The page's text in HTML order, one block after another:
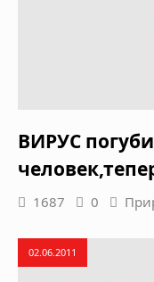
ВИРУС
1687 0
02.06.2011